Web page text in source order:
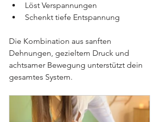
Löst Verspannungen
Schenkt tiefe Entspannung
Die Kombination aus sanften
Dehnungen, gezieltem Druck und
achtsamer Bewegung unterstützt dein
gesamtes System.